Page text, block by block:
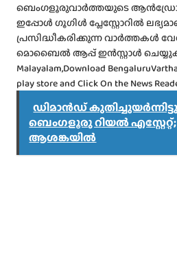
ബെംഗളൂരുവാർത്തയുടെ
ഇപ്പോൾ ഗൂഗിൾ പ്ലേസ്റ്റോറിൽ
പ്രസിദ്ധീകരിക്കുന്ന വാർത്തകൾ
മൊബൈൽ ആപ്പ് ഇൻസ്റ്റാൾ ചെയ്യുക. If
Malayalam,Download
play store and Click On the News
ഡിമാൻഡ്
ബെംഗളൂരു റിയൽ എസ്റ്റേറ്റ്;
ആശങ്കയിൽ